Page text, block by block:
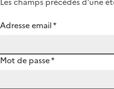
Adresse email*
Mot de passe*